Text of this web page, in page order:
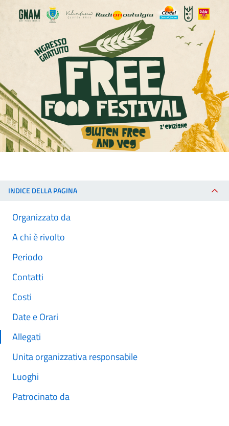
INDICE DELLA PAGINA
Organizzato da
A chi è rivolto
Periodo
Contatti
Costi
Date e Orari
Allegati
Unita organizzativa responsabile
Luoghi
Patrocinato da